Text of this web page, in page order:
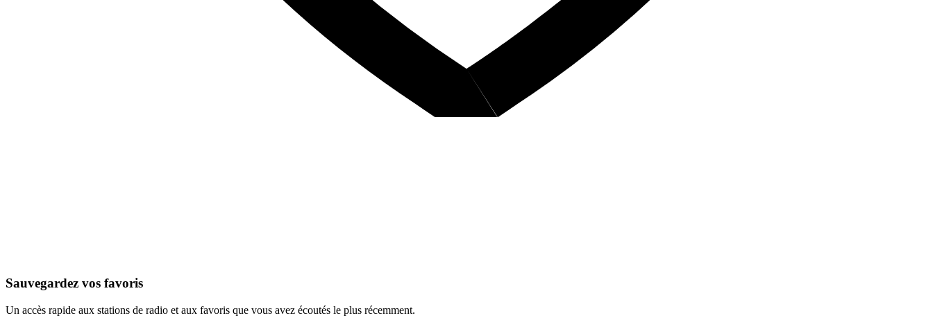
Sauvegardez vos favoris
Un accès rapide aux stations de radio et aux favoris que vous avez écoutés le plus récemment.